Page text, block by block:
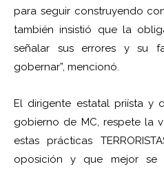
para seguir construyendo
también insistió que la
señalar sus errores y su
gobernar”, mencionó.
El dirigente estatal priísta y
gobierno de MC, respete la
estas prácticas
oposición y que mejor